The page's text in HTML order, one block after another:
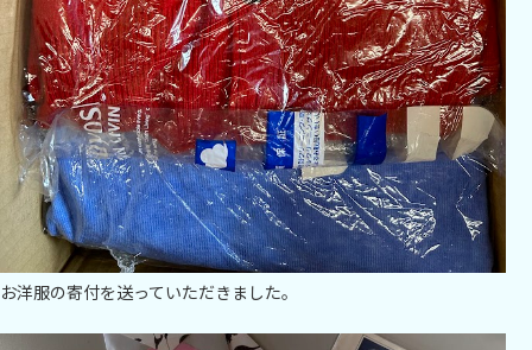
お洋服の寄付を送っていただきました。